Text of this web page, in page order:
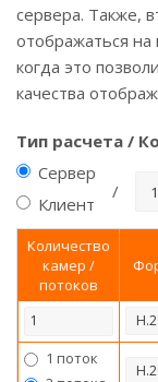
сервера. Также,
отображаться на
когда это
качества
Тип расчета /
Сервер
Клиент
Количество
камер /
потоков
1 поток